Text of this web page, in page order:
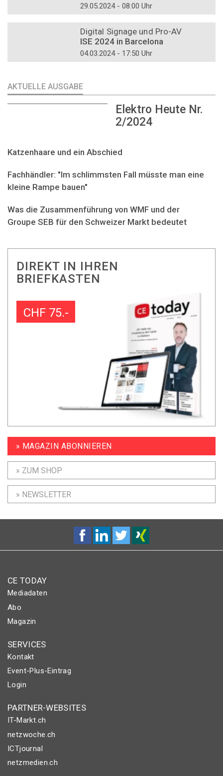
29.05.2024 - 08:00 Uhr
Digital Signage und Pro-AV
ISE 2024 in Barcelona
04.03.2024 - 17:50 Uhr
AKTUELLE AUSGABE
Elektro Heute Nr.
2/2024
Katzenhaare und ein Abschied
Fachhändler: "Im schlimmsten Fall müsste man eine
kleine Rampe bauen"
Was die Zusammenführung von WMF und der
Groupe SEB für den Schweizer Markt bedeutet
DIREKT IN IHREN
BRIEFKASTEN
CHF 75.-
» MAGAZIN ABONNIEREN
» ZUM SHOP
» NEWSLETTER
CE TODAY
Mediadaten
Abo
Magazin
SERVICES
Kontakt
Event-Plus-Eintrag
Login
PARTNER-WEBSITES
IT-Markt.ch
netzwoche.ch
ICTjournal
netzmedien.ch